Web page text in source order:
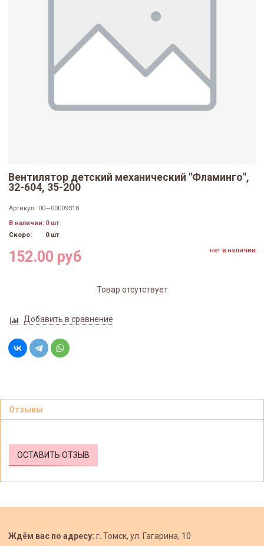
Вентилятор детский механический "Фламинго",
32-604, 35-200
Артикул: 00—00009318
В наличии: 0 шт
Скоро:
0 шт
152.00 руб нет в наличии
Товар отсутствует
Добавить в сравнение
Отзывы
ОСТАВИТЬ ОТЗЫВ
Ждём вас по адресу: г. Томск, ул. Гагарина, 10